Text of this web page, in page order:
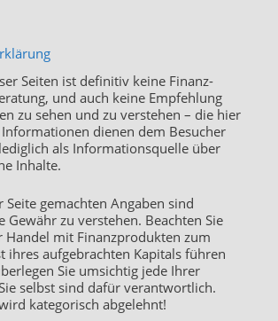
Seiten ist definitiv keine Finanz-
und auch keine Empfehlung
zu sehen und zu verstehen – die hier
dienen dem Besucher
als Informationsquelle über
Inhalte.
Seite gemachten Angaben sind
Gewähr zu verstehen. Beachten Sie
Handel mit Finanzprodukten zum
ihres aufgebrachten Kapitals führen
Sie umsichtig jede Ihrer
selbst sind dafür verantwortlich.
kategorisch abgelehnt!